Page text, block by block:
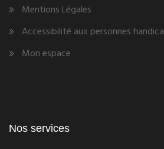
Mentions Légales
Accessibilité aux personnes
Mon espace
Nos services